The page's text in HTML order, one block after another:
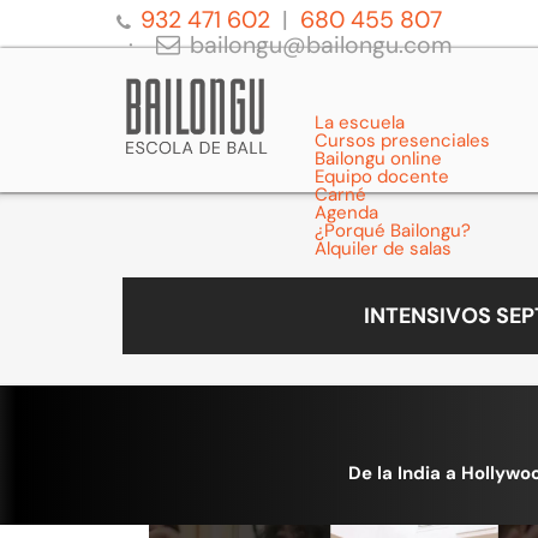
932 471 602
680 455 807
bailongu@bailongu.com
La escuela
Cursos presenciales
Bailongu online
Equipo docente
Carné
Agenda
¿Porqué Bailongu?
Alquiler de salas
INTENSIVOS
De la India a